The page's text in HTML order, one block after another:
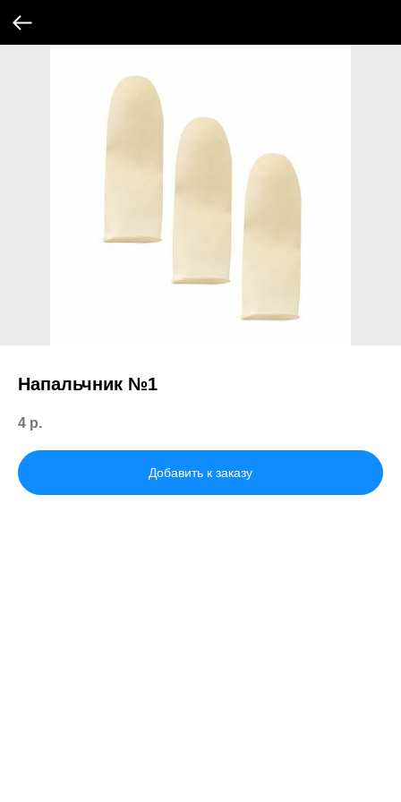
Напальчник №1
4 р.
Добавить к заказу